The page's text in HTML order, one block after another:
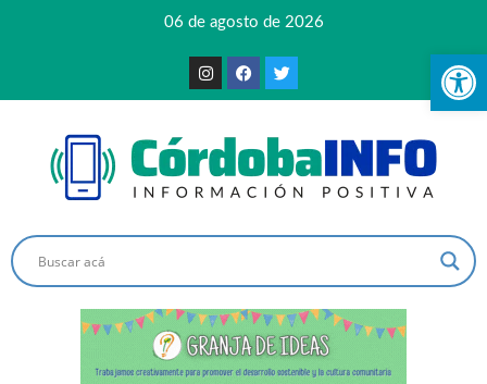
06 de agosto de 2026